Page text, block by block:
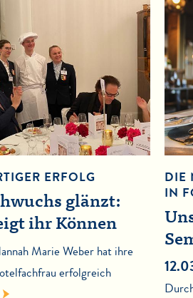
ERFOLG
glänzt:
ihr Können
Marie Weber hat ihre
erfolgreich
DIE
IN